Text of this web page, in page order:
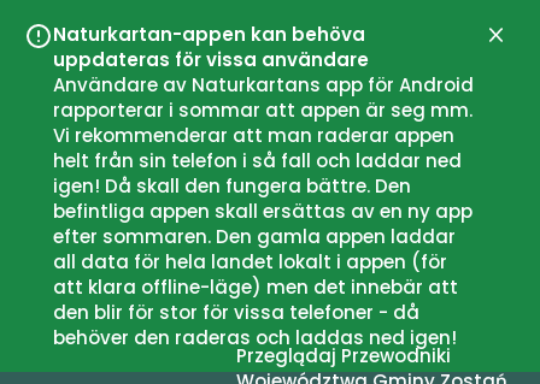
Naturkartan-appen kan behöva
uppdateras för vissa användare
Användare av Naturkartans app för Android
rapporterar i sommar att appen är seg mm.
Vi rekommenderar att man raderar appen
helt från sin telefon i så fall och laddar ned
igen! Då skall den fungera bättre. Den
befintliga appen skall ersättas av en ny app
efter sommaren. Den gamla appen laddar
all data för hela landet lokalt i appen (för
att klara offline-läge) men det innebär att
den blir för stor för vissa telefoner - då
behöver den raderas och laddas ned igen!
Przeglądaj Przewodniki